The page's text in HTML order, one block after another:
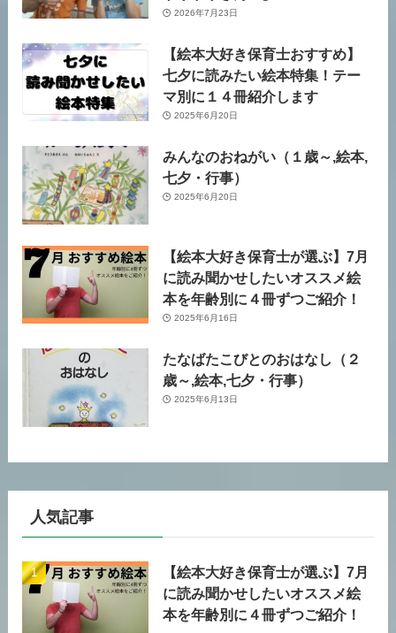
2026年7月23日
【絵本大好き保育士おすすめ】
七夕に読みたい絵本特集！テー
マ別に１４冊紹介します
2025年6月20日
みんなのおねがい（１歳～,絵本,
七夕・行事）
2025年6月20日
【絵本大好き保育士が選ぶ】7月
に読み聞かせしたいオススメ絵
本を年齢別に４冊ずつご紹介！
2025年6月16日
たなばたこびとのおはなし（２
歳～,絵本,七夕・行事）
2025年6月13日
人気記事
【絵本大好き保育士が選ぶ】7月
に読み聞かせしたいオススメ絵
本を年齢別に４冊ずつご紹介！